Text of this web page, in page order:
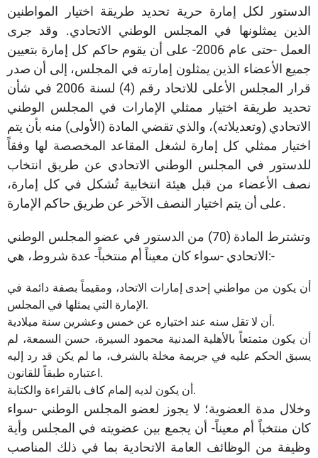
الدستور لكل إمارة حرية تحديد طريقة اختيار المواطنين
الذين يمثلونها في المجلس الوطني الاتحادي. وقد جرى
العمل -حتى عام 2006- على أن يقوم حاكم كل إمارة بتعيين
جميع الأعضاء الذين يمثلون إمارته في المجلس، إلى أن صدر
قرار المجلس الأعلى للاتحاد رقم (4) لسنة 2006 في شأن
تحديد طريقة اختيار ممثلي الإمارات في المجلس الوطني
الاتحادي (وتعديلاته)، والذي تقضي المادة (الأولى) منه بأن يتم
اختيار ممثلي كل إمارة لشغل المقاعد المخصصة لها وفقاً
للدستور في المجلس الوطني الاتحادي عن طريق انتخاب
نصف الأعضاء من قبل هيئة انتخابية تُشكل في كل إمارة،
على أن يتم اختيار النصف الآخر عن طريق حاكم الإمارة.
وتشترط المادة (70) من الدستور في عضو المجلس الوطني
الاتحادي -سواء كان معيناً أم منتخباً- عدة شروط، هي:-
أن يكون من مواطني إحدى إمارات الاتحاد، ومقيماً بصفة دائمة في
الإمارة التي يمثلها في المجلس.
أن لا تقل سنه عند اختياره عن خمس وعشرين سنة ميلادية.
أن يكون متمتعاً بالأهلية المدنية محمود السيرة، حسن السمعة، لم
يسبق الحكم عليه في جريمة مخلة بالشرف، ما لم يكن قد رد إليه
اعتباره طبقاً للقانون.
أن يكون لديه إلمام كاف بالقراءة والكتابة.
وخلال مدة العضوية؛ لا يجوز لعضو المجلس الوطني -سواء
كان منتخباً أم معيناً- أن يجمع بين عضويته في المجلس وأية
وظيفة من الوظائف العامة الاتحادية بما في ذلك المناصب